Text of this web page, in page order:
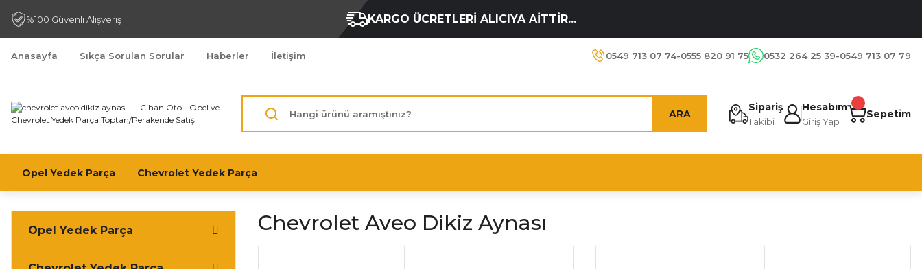
%100 Güvenli Alışveriş KARGO ÜCRETLERİ ALICIYA AİTTİR...
Anasayfa Sıkça Sorulan Sorular Haberler İletişim 0549 713 07 74-0555 820 91 75 0532 264 25 39-0549 713 07 79
ARA
Sipariş
Takibi
Hesabım
Giriş Yap
Sepetim
Opel Yedek Parça Chevrolet Yedek Parça
Opel Yedek Parça Chevrolet Aveo Dikiz Aynası